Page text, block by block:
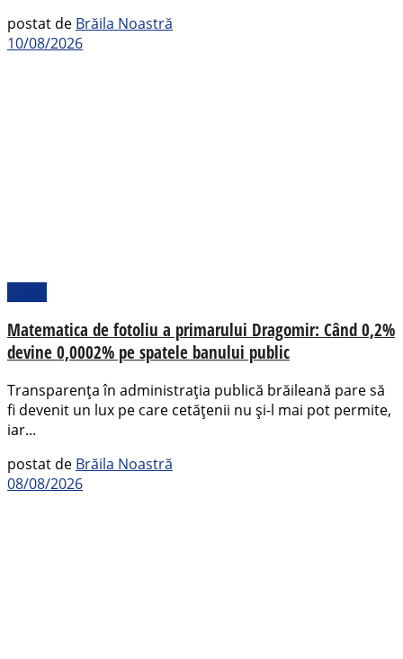
postat de Brăila Noastră
10/08/2026
Matematica de fotoliu a primarului Dragomir: Când 0,2%
devine 0,0002% pe spatele banului public
Transparența în administrația publică brăileană pare să
fi devenit un lux pe care cetățenii nu și-l mai pot permite,
iar...
postat de Brăila Noastră
08/08/2026